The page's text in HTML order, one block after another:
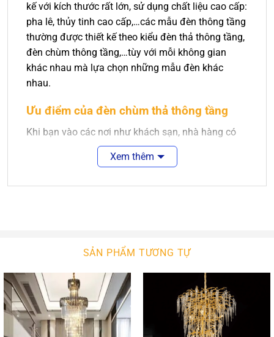
kế với kích thước rất lớn, sử dụng chất liệu cao cấp:
pha lê, thủy tinh cao cấp,…các mẫu đèn thông tầng
thường được thiết kế theo kiểu đèn thả thông tầng,
đèn chùm thông tầng,…tùy với mỗi không gian
khác nhau mà lựa chọn những mẫu đèn khác
nhau.
Ưu điểm của đèn chùm thả thông tầng
Khi bạn vào các nơi như khách sạn, nhà hàng có
sử dụng đèn thông tầng thì thường các bạn sẽ bị
lôi cuốn bởi những mẫu đèn thông tầng đẹp lung
Xem thêm
SẢN PHẨM TƯƠNG TỰ